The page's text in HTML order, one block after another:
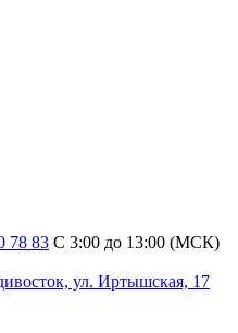
78 83 С 3:00 до 13:00 (МСК)
ул. Иртышская, 17